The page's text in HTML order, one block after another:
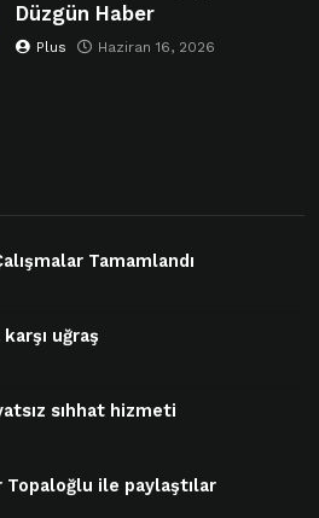
Düzgün Haber
Plus Haziran 16, 2026
Tamamlandı
uğraş
sıhhat hizmeti
ile paylaştılar